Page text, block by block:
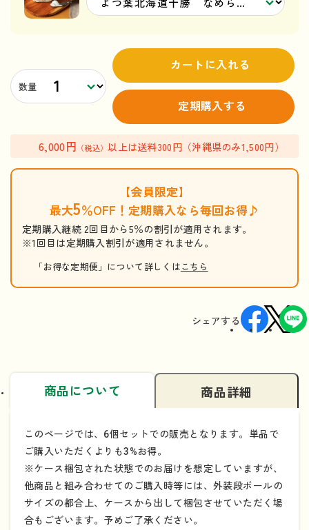
数量
カートに入れる
定期購入する
6,000円 （税込）以上は送料300円（沖縄県のみ1,500円）
【会員限定】
最大5％OFF！定期購入なら毎回お得♪
定期購入継続 2回目から5％の割引が適用されます。
※1回目は定期購入割引が適用されません。
「お得な定期便」について詳しくはこちら
シェアする
商品について 商品詳細
このページでは、6個セットでの販売となります。単品で
ご購入いただくよりも3%お得。
※ケース梱包された状態でのお届けを想定していますが、
他商品と組み合わせてのご購入時等には、外装段ボールの
サイズの都合上、ケースから出して梱包させていただく場
合もございます。予めご了承ください。